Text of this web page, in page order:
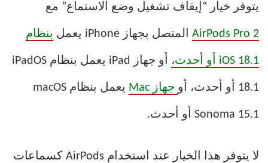
يتوفر خيار “إيقاف تشغيل وضع الاستماع” مع
AirPods Pro 2 المتصل بجهاز iPhone يعمل بنظام
iOS 18.1 أو أحدث، أو جهاز iPad يعمل بنظام iPadOS
18.1 أو أحدث، أو جهاز Mac يعمل بنظام macOS
Sonoma 15.1 أو أحدث.
لا يتوفر هذا الخيار عند استخدام AirPods كسماعات